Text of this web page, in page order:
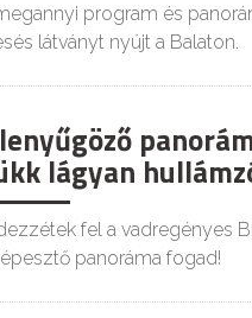
program és
látványt nyújt a Balaton.
lágyan
fel a vadregényes
panoráma fogad!